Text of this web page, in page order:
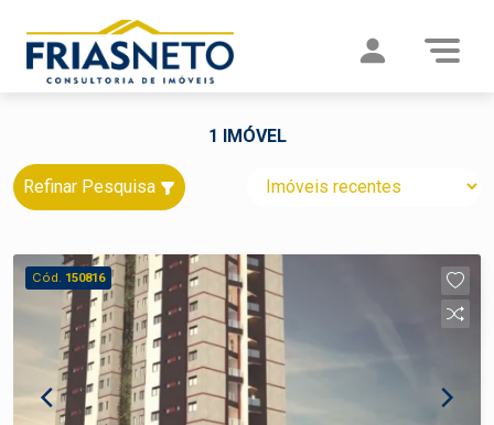
1 IMÓVEL
Refinar Pesquisa
Cód. 150816